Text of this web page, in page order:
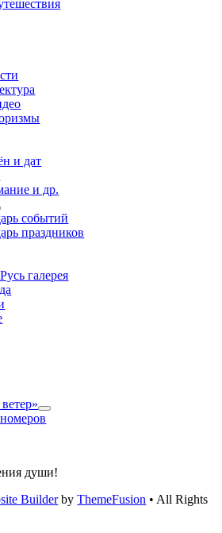
и дат
и др.
событий
праздников
галерея
души!
BuilderbyThemeFusion • All Rights